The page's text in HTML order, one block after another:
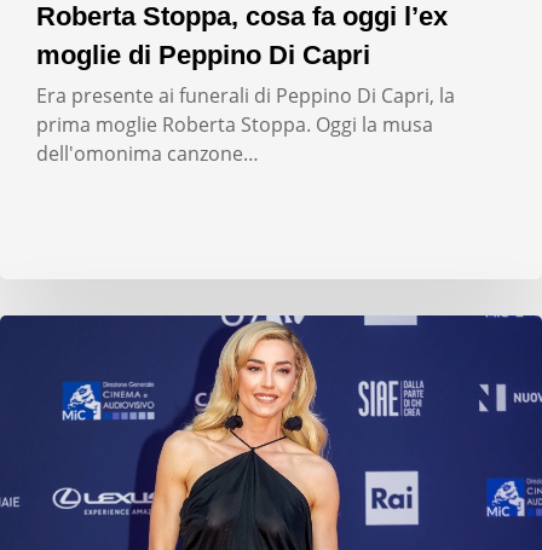
Roberta Stoppa, cosa fa oggi l’ex
moglie di Peppino Di Capri
Era presente ai funerali di Peppino Di Capri, la
prima moglie Roberta Stoppa. Oggi la musa
dell'omonima canzone…